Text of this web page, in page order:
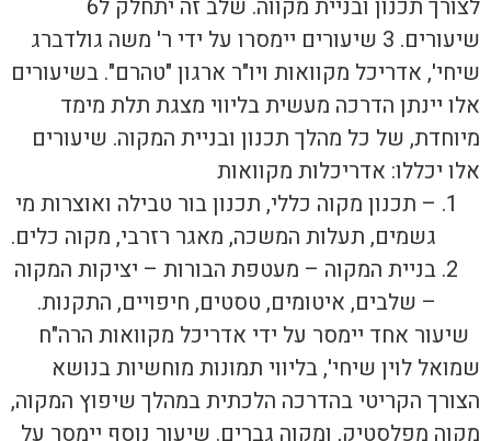
לצורך תכנון ובניית מקווה. שלב זה יתחלק ל6
שיעורים. 3 שיעורים יימסרו על ידי ר' משה גולדברג
שיחי', אדריכל מקוואות ויו"ר ארגון "טהרם". בשיעורים
אלו יינתן הדרכה מעשית בליווי מצגת תלת מימד
מיוחדת, של כל מהלך תכנון ובניית המקוה. שיעורים
אלו יכללו: אדריכלות מקוואות
– תכנון מקוה כללי, תכנון בור טבילה ואוצרות מי
גשמים, תעלות המשכה, מאגר רזרבי, מקוה כלים.
בניית המקוה – מעטפת הבורות – יציקות המקוה
– שלבים, איטומים, טסטים, חיפויים, התקנות.
שיעור אחד יימסר על ידי אדריכל מקוואות הרה"ח
שמואל לוין שיחי', בליווי תמונות מוחשיות בנושא
הצורך הקריטי בהדרכה הלכתית במהלך שיפוץ המקוה,
מקוה מפלסטיק, ומקוה גברים. שיעור נוסף יימסר על